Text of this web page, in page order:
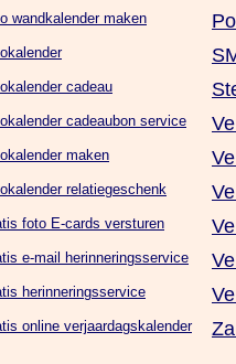
wandkalender maken
cadeau
cadeaubon service
maken
relatiegeschenk
foto E-cards versturen
e-mail herinneringsservice
herinneringsservice
online verjaardagskalender